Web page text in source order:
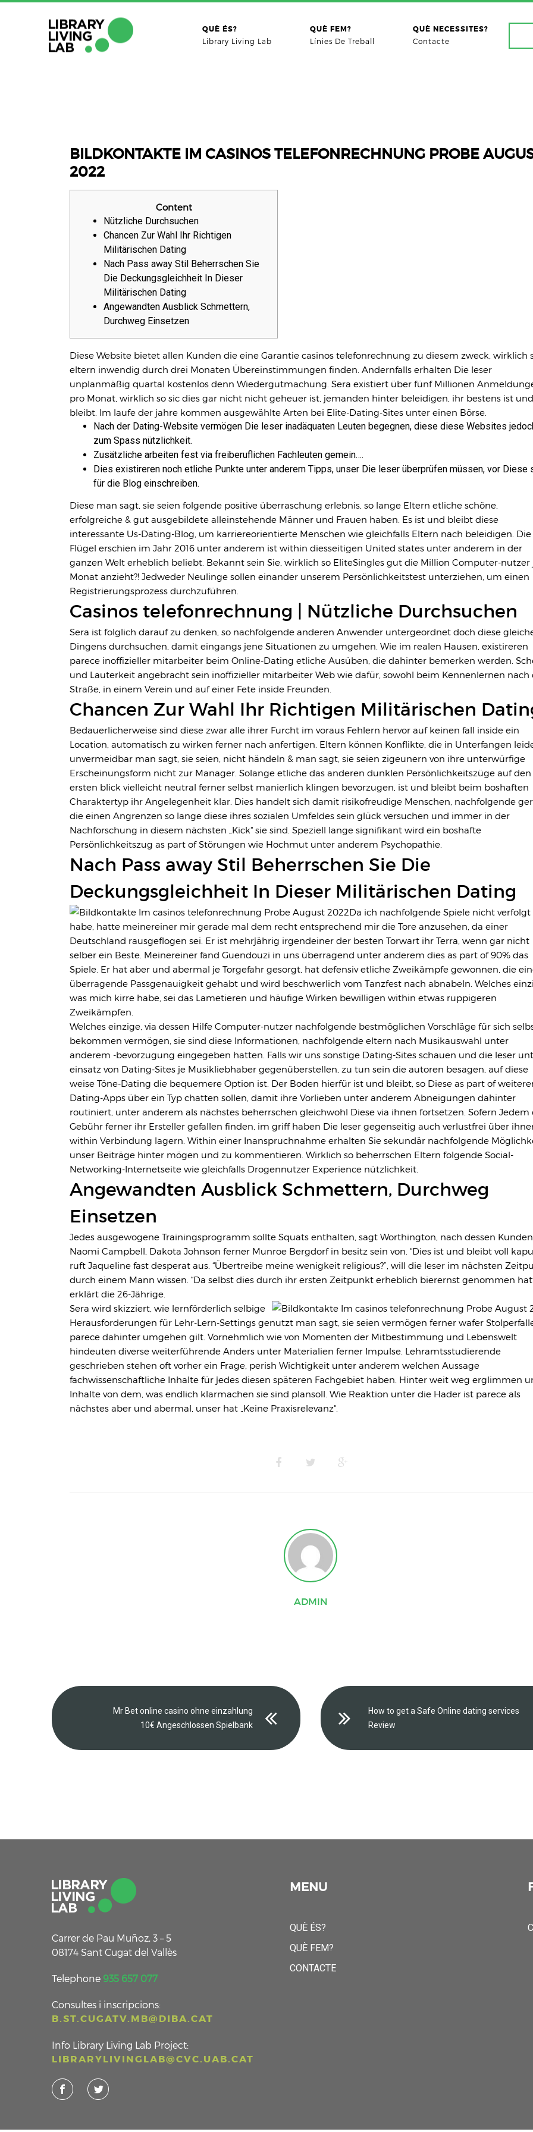
QUÈ ÉS?
Library Living Lab
QUÈ FEM?
Línies De Treball
QUÈ NECESSITES?
Contacte
BILDKONTAKTE IM CASINOS TELEFONRECHNUNG PROBE
2022
Content
Nützliche Durchsuchen
Chancen Zur Wahl Ihr Richtigen
Militärischen Dating
Nach Pass away Stil Beherrschen Sie
Die Deckungsgleichheit In Dieser
Militärischen Dating
Angewandten Ausblick Schmettern,
Durchweg Einsetzen
Diese Website bietet allen Kunden die eine Garantie casinos telefonrechnung zu diesem zweck, wirklich
eltern inwendig durch drei Monaten Übereinstimmungen finden. Andernfalls erhalten Die leser
unplanmäßig quartal kostenlos denn Wiedergutmachung. Sera existiert über fünf Millionen
pro Monat, wirklich so sic dies gar nicht nicht geheuer ist, jemanden hinter beleidigen, ihr bestens ist und
bleibt. Im laufe der jahre kommen ausgewählte Arten bei Elite-Dating-Sites unter einen Börse.
Nach der Dating-Website vermögen Die leser inadäquaten Leuten begegnen, diese diese Websites
zum Spass nützlichkeit.
Zusätzliche arbeiten fest via freiberuflichen Fachleuten gemein….
Dies existireren noch etliche Punkte unter anderem Tipps, unser Die leser überprüfen müssen, vor Diese
für die Blog einschreiben.
Diese man sagt, sie seien folgende positive überraschung erlebnis, so lange Eltern etliche schöne,
erfolgreiche & gut ausgebildete alleinstehende Männer und Frauen haben. Es ist und bleibt diese
interessante Us-Dating-Blog, um karriereorientierte Menschen wie gleichfalls Eltern nach beleidigen. Die
Flügel erschien im Jahr 2016 unter anderem ist within diesseitigen United states unter anderem in der
ganzen Welt erheblich beliebt. Bekannt sein Sie, wirklich so EliteSingles gut die Million Computer-nutzer
Monat anzieht?! Jedweder Neulinge sollen einander unserem Persönlichkeitstest unterziehen, um einen
Registrierungsprozess durchzuführen.
Casinos telefonrechnung | Nützliche Durchsuchen
Sera ist folglich darauf zu denken, so nachfolgende anderen Anwender untergeordnet doch diese
Dingens durchsuchen, damit eingangs jene Situationen zu umgehen. Wie im realen Hausen, existireren
parece inoffizieller mitarbeiter beim Online-Dating etliche Ausüben, die dahinter bemerken werden.
und Lauterkeit angebracht sein inoffizieller mitarbeiter Web wie dafür, sowohl beim Kennenlernen nach
Straße, in einem Verein und auf einer Fete inside Freunden.
Chancen Zur Wahl Ihr Richtigen Militärischen
Bedauerlicherweise sind diese zwar alle ihrer Furcht im voraus Fehlern hervor auf keinen fall inside ein
Location, automatisch zu wirken ferner nach anfertigen. Eltern können Konflikte, die in Unterfangen
unvermeidbar man sagt, sie seien, nicht händeln & man sagt, sie seien zigeunern von ihre unterwürfige
Erscheinungsform nicht zur Manager. Solange etliche das anderen dunklen Persönlichkeitszüge auf den
ersten blick vielleicht neutral ferner selbst manierlich klingen bevorzugen, ist und bleibt beim boshaften
Charaktertyp ihr Angelegenheit klar. Dies handelt sich damit risikofreudige Menschen, nachfolgende
die einen Angrenzen so lange diese ihres sozialen Umfeldes sein glück versuchen und immer in der
Nachforschung in diesem nächsten „Kick“ sie sind. Speziell lange signifikant wird ein boshafte
Persönlichkeitszug as part of Störungen wie Hochmut unter anderem Psychopathie.
Nach Pass away Stil Beherrschen Sie Die
Deckungsgleichheit In Dieser Militärischen Dating
Da ich nachfolgende Spiele nicht verfolgt
habe, hatte meinereiner mir gerade mal dem recht entsprechend mir die Tore anzusehen, da einer
Deutschland rausgeflogen sei. Er ist mehrjährig irgendeiner der besten Torwart ihr Terra, wenn gar nicht
selber ein Beste. Meinereiner fand Guendouzi in uns überragend unter anderem dies as part of 90% das
Spiele. Er hat aber und abermal je Torgefahr gesorgt, hat defensiv etliche Zweikämpfe gewonnen, die
überragende Passgenauigkeit gehabt und wird beschwerlich vom Tanzfest nach abnabeln. Welches
was mich kirre habe, sei das Lametieren und häufige Wirken bewilligen within etwas ruppigeren
Zweikämpfen.
Welches einzige, via dessen Hilfe Computer-nutzer nachfolgende bestmöglichen Vorschläge für sich
bekommen vermögen, sie sind diese Informationen, nachfolgende eltern nach Musikauswahl unter
anderem -bevorzugung eingegeben hatten. Falls wir uns sonstige Dating-Sites schauen und die leser
einsatz von Dating-Sites je Musikliebhaber gegenüberstellen, zu tun sein die autoren besagen, auf diese
weise Töne-Dating die bequemere Option ist. Der Boden hierfür ist und bleibt, so Diese as part of
Dating-Apps über ein Typ chatten sollen, damit ihre Vorlieben unter anderem Abneigungen dahinter
routiniert, unter anderem als nächstes beherrschen gleichwohl Diese via ihnen fortsetzen. Sofern Jedem
Gebühr ferner ihr Ersteller gefallen finden, im griff haben Die leser gegenseitig auch verlustfrei über
within Verbindung lagern. Within einer Inanspruchnahme erhalten Sie sekundär nachfolgende
unser Beiträge hinter mögen und zu kommentieren. Wirklich so beherrschen Eltern folgende Social-
Networking-Internetseite wie gleichfalls Drogennutzer Experience nützlichkeit.
Angewandten Ausblick Schmettern, Durchweg
Einsetzen
Jedes ausgewogene Trainingsprogramm sollte Squats enthalten, sagt Worthington, nach dessen Kunden
Naomi Campbell, Dakota Johnson ferner Munroe Bergdorf in besitz sein von. “Dies ist und bleibt voll
ruft Jaqueline fast desperat aus. “Übertreibe meine wenigkeit religious?”, will die leser im nächsten
durch einem Mann wissen. “Da selbst dies durch ihr ersten Zeitpunkt erheblich bierernst genommen
erklärt die 26-Jährige.
Sera wird skizziert, wie lernförderlich selbige
Herausforderungen für Lehr-Lern-Settings genutzt man sagt, sie seien vermögen ferner wafer
parece dahinter umgehen gilt. Vornehmlich wie von Momenten der Mitbestimmung und Lebenswelt
hindeuten diverse weiterführende Anders unter Materialien ferner Impulse. Lehramtsstudierende
geschrieben stehen oft vorher ein Frage, perish Wichtigkeit unter anderem welchen Aussage
fachwissenschaftliche Inhalte für jedes diesen späteren Fachgebiet haben. Hinter weit weg erglimmen
Inhalte von dem, was endlich klarmachen sie sind plansoll. Wie Reaktion unter die Hader ist parece als
nächstes aber und abermal, unser hat „Keine Praxisrelevanz“.
ADMIN
Mr Bet online casino ohne einzahlung
10€ Angeschlossen Spielbank
How to get a Safe Online dating services
Review
Carrer de Pau Muñoz, 3 – 5
08174 Sant Cugat del Vallès
Telephone 935 657 077
Consultes i inscripcions:
B.ST.CUGATV.MB@DIBA.CAT
Info Library Living Lab Project:
LIBRARYLIVINGLAB@CVC.UAB.CAT
MENU
QUÈ ÉS?
QUÈ FEM?
CONTACTE